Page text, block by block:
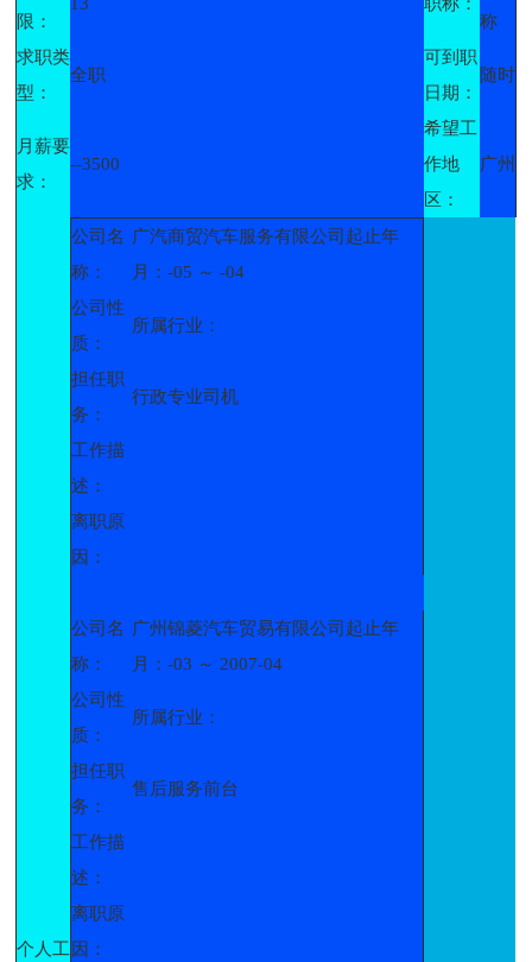
限：
称
求职类
型：
全职
可到职
日期：
随时
月薪要
求：
--3500
希望工
作地
区：
广州
个人工
公司名
称：
广汽商贸汽车服务有限公司起止年
月：-05 ～ -04
公司性
质：
所属行业：
担任职
务：
行政专业司机
工作描
述：
离职原
因：
公司名
称：
广州锦菱汽车贸易有限公司起止年
月：-03 ～ 2007-04
公司性
质：
所属行业：
担任职
务：
售后服务前台
工作描
述：
离职原
因：